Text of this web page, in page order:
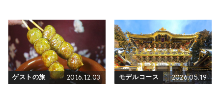
ゲストの旅 2016.12.03 モデルコース 2026.05.19